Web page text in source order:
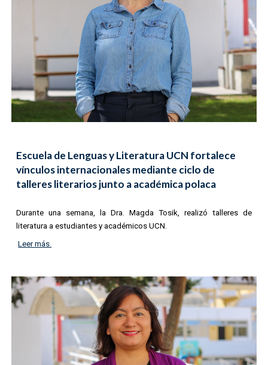
Escuela de Lenguas y Literatura UCN fortalece
vínculos internacionales mediante ciclo de
talleres literarios junto a académica polaca
Durante una semana, la Dra. Magda Tosik, realizó talleres de
literatura a estudiantes y académicos UCN.
Leer más.